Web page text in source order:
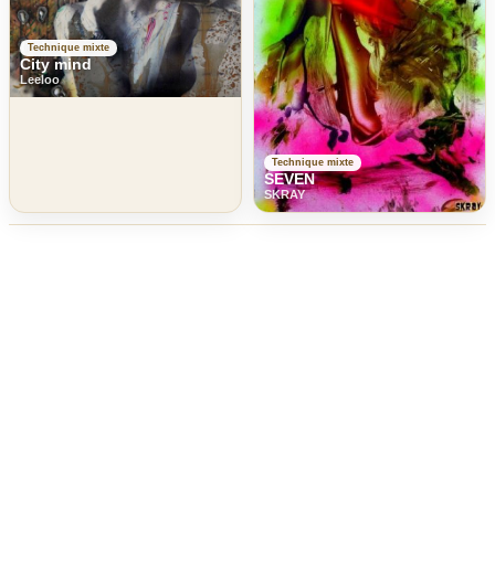
Technique mixte
City mind
Leeloo
Technique mixte
SEVEN
SKRAY